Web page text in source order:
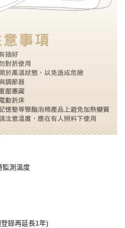
監測溫度
錄再延長1年)